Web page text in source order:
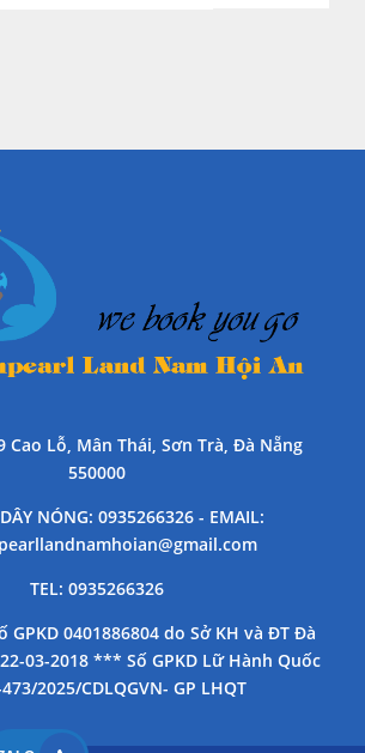
Cao Lỗ, Mân Thái, Sơn Trà, Đà Nẵng
550000
NÓNG: 0935266326 - EMAIL:
TEL: 0935266326
GPKD 0401886804 do Sở KH và ĐT Đà
03-2018 *** Số GPKD Lữ Hành Quốc
2025/CDLQGVN- GP LHQT